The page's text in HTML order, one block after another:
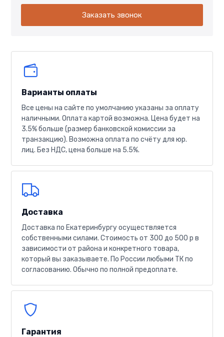
Заказать звонок
Варианты оплаты
Все цены на сайте по умолчанию указаны за оплату
наличными. Оплата картой возможна. Цена будет на
3.5% больше (размер банковской комиссии за
транзакцию). Возможна оплата по счёту для юр.
лиц. Без НДС, цена больше на 5.5%.
Доставка
Доставка по Екатеринбургу осуществляется
собственными силами. Стоимость от 300 до 500 р в
зависимости от района и конкретного товара,
который вы заказываете. По России любыми ТК по
согласованию. Обычно по полной предоплате.
Гарантия